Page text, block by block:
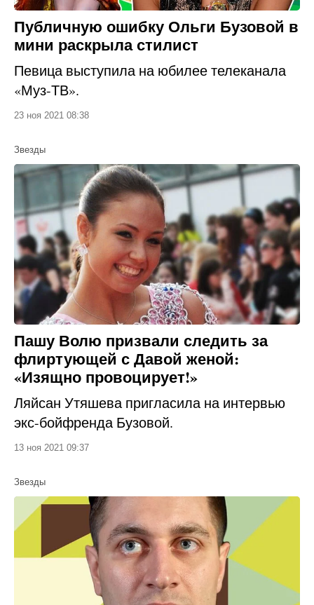
Публичную ошибку Ольги Бузовой в
мини раскрыла стилист
Певица выступила на юбилее телеканала
«Муз-ТВ».
23 ноя 2021 08:38
Звезды
Пашу Волю призвали следить за
флиртующей с Давой женой:
«Изящно провоцирует!»
Ляйсан Утяшева пригласила на интервью
экс-бойфренда Бузовой.
13 ноя 2021 09:37
Звезды